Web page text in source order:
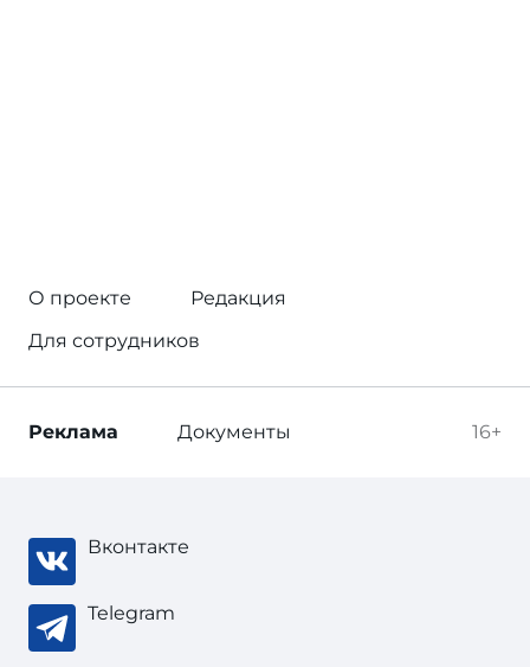
О проекте
Редакция
Для сотрудников
16+
Реклама Документы
Вконтакте
Telegram